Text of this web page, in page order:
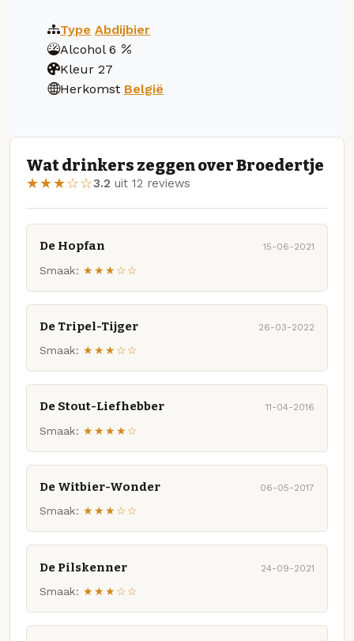
Type Abdijbier
Alcohol 6
Kleur 27
Herkomst België
Wat drinkers zeggen over Broedertje
★★★☆☆3.2 uit 12 reviews
De Hopfan 15-06-2021
Smaak: ★★★☆☆
De Tripel-Tijger 26-03-2022
Smaak: ★★★☆☆
De Stout-Liefhebber 11-04-2016
Smaak: ★★★★☆
De Witbier-Wonder 06-05-2017
Smaak: ★★★☆☆
De Pilskenner 24-09-2021
Smaak: ★★★☆☆